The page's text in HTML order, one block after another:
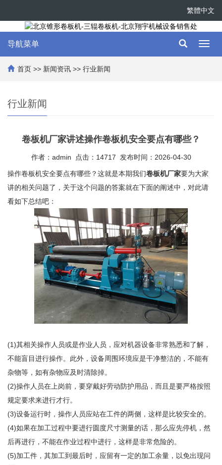
繁體中文
导航菜单
首页 >> 新闻资讯 >> 行业新闻
行业新闻
卷板机厂家讲述操作卷板机安全要点有哪些？
作者：admin 点击：14717 发布时间：2026-04-30
操作卷板机安全要点有哪些？这就是本期我们卷板机厂家要为大家
讲的相关问题了，关于这个问题的答案就在下面的阐述中，对此请
看如下总结吧：
(1)其相关操作人员或是作业人员，应对机器设备非常熟悉和了解，
不能盲目进行操作。此外，设备周围环境应是干净整洁的，不能有
杂物等，如有杂物应及时清除掉。
(2)操作人员在上岗前，要穿戴好劳动防护用品，而且是要严格按照
规定要求来进行才行。
(3)设备运行时，操作人员应站在工件的两侧，这样是比较安全的。
(4)如果在加工过程中要进行圆度尺寸测量的话，那么应先停机，然
后再进行，不能在作业过程中进行，这样是非常危险的。
(5)加工件，其加工到最后时，应留有一定的加工余量，以免出现问